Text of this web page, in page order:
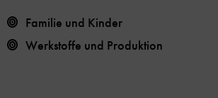
Familie und Kinder
Werkstoffe und Produktion